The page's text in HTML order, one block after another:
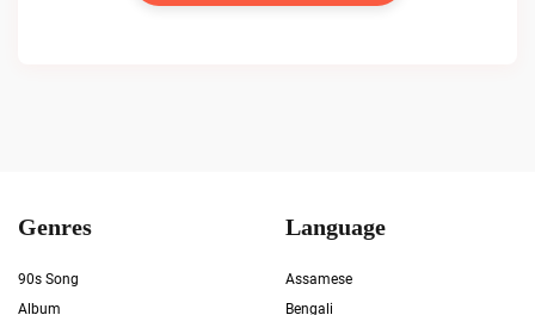
Genres
90s Song
Album
Language
Assamese
Bengali